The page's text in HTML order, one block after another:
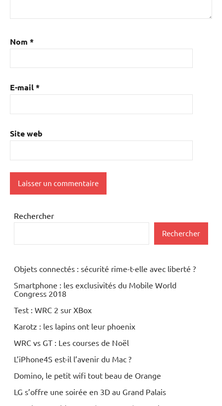
Nom *
E-mail*
Site web
Rechercher
Rechercher
Objets connectés : sécurité rime-t-elle avec liberté ?
Smartphone : les exclusivités du Mobile World
Congress 2018
Test : WRC 2 sur XBox
Karotz : les lapins ont leur phoenix
WRC vs GT : Les courses de Noël
L’iPhone4S est-il l’avenir du Mac ?
Domino, le petit wifi tout beau de Orange
LG s’offre une soirée en 3D au Grand Palais